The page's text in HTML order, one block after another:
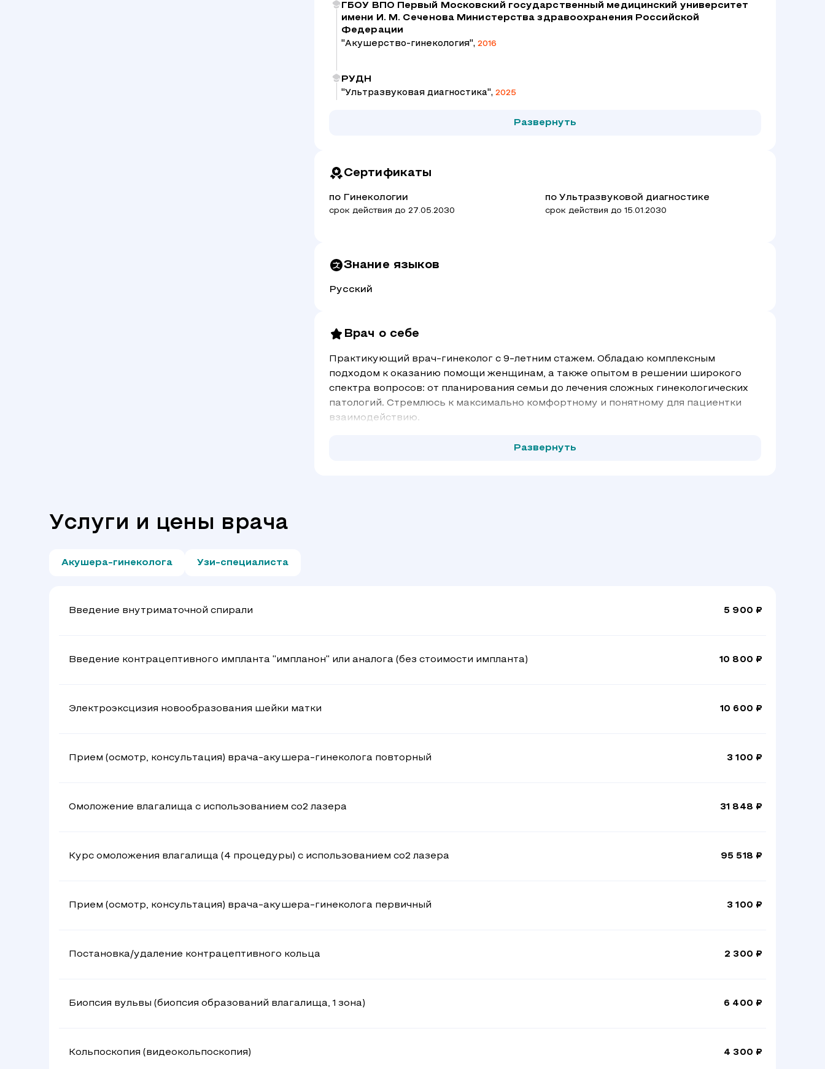
ГБОУ ВПО Первый Московский государственный медицинский университет
имени И. М. Сеченова Министерства здравоохранения Российской
Федерации
"Акушерство-гинекология", 2016
РУДН
"Ультразвуковая диагностика", 2025
Развернуть
Сертификаты
по Гинекологии
срок действия до 27.05.2030
по Ультразвуковой диагностике
срок действия до 15.01.2030
Знание языков
Русский
Врач о себе
Практикующий врач-гинеколог с 9-летним стажем. Обладаю комплексным
подходом к оказанию помощи женщинам, а также опытом в решении широкого
спектра вопросов: от планирования семьи до лечения сложных гинекологических
патологий. Стремлюсь к максимально комфортному и понятному для пациентки
взаимодействию.
Развернуть
Услуги и цены врача
Акушера-гинеколога Узи-специалиста
Введение внутриматочной спирали 5 900 ₽
Введение контрацептивного импланта "импланон" или аналога (без стоимости импланта) 10 800 ₽
Электроэксцизия новообразования шейки матки 10 600 ₽
Прием (осмотр, консультация) врача-акушера-гинеколога повторный 3 100 ₽
Омоложение влагалища с использованием co2 лазера 31 848 ₽
Курс омоложения влагалища (4 процедуры) с использованием co2 лазера 95 518 ₽
Прием (осмотр, консультация) врача-акушера-гинеколога первичный 3 100 ₽
Постановка/удаление контрацептивного кольца 2 300 ₽
Биопсия вульвы (биопсия образований влагалища, 1 зона) 6 400 ₽
Кольпоскопия (видеокольпоскопия) 4 300 ₽